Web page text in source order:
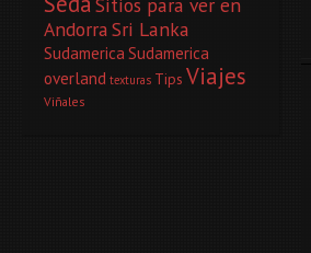
Sitios para ver en
AndorraSri Lanka
Sudamerica Sudamerica
overland texturas Tips Viajes
Viñales